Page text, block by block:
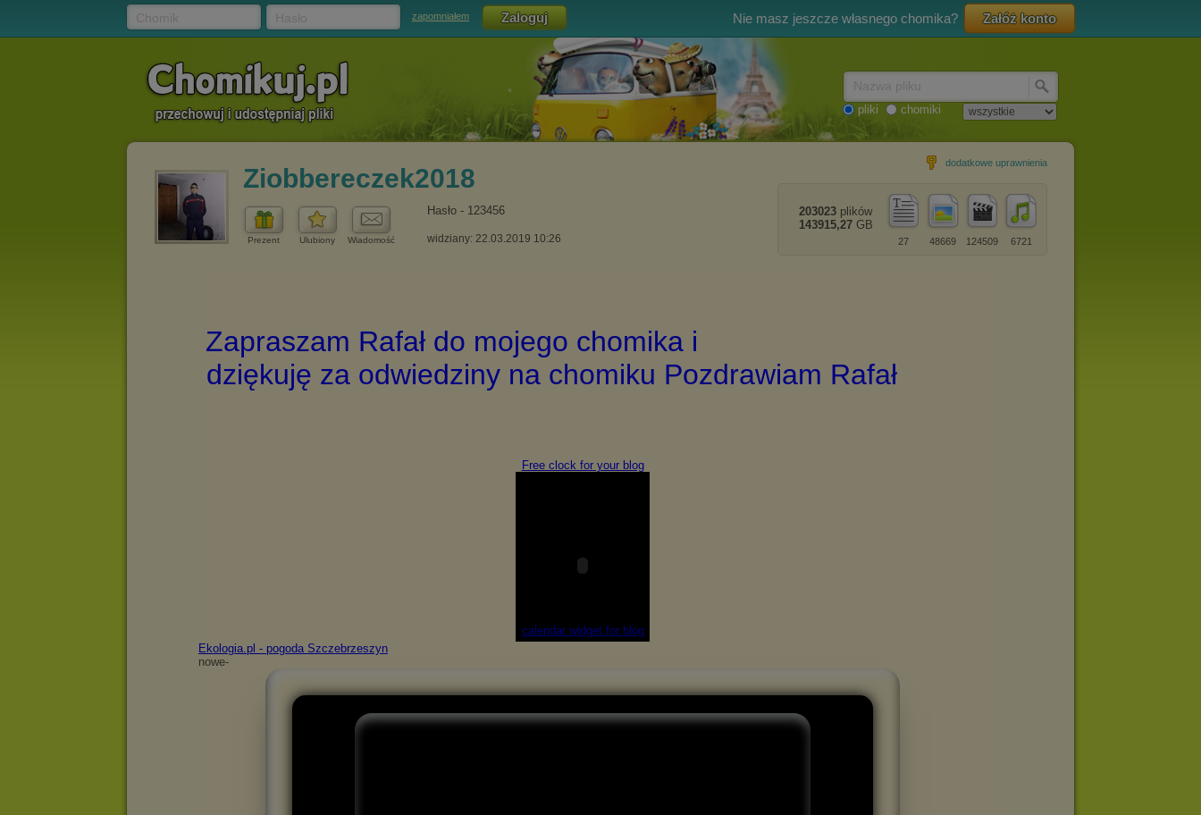
zapomniałem Nie masz jeszcze własnego chomika? Załóż konto
pliki chomiki
Ziobbereczek2018
Prezent Ulubiony Wiadomość
Hasło - 123456
widziany: 22.03.2019 10:26
dodatkowe uprawnienia
6721
124509
48669
27
203023 plików
143915,27 GB